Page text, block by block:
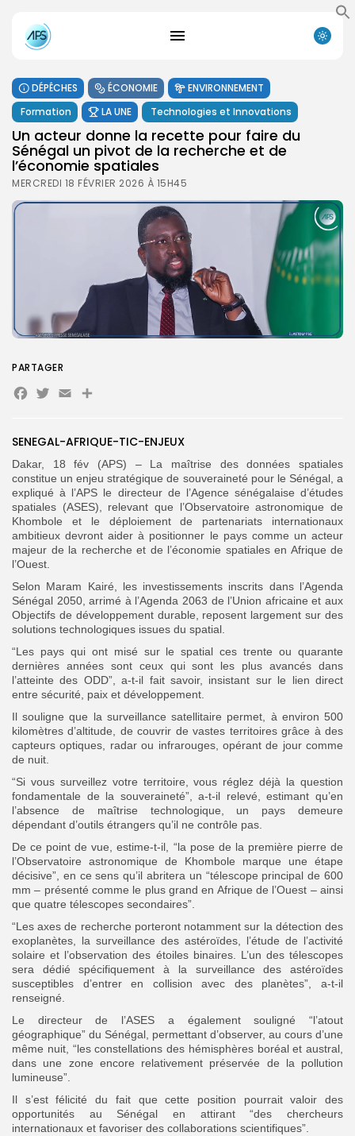
Search
for:
Button
FR
DÉPÊCHES ÉCONOMIE
ENVIRONNEMENT
Formation
LA UNE Technologies et Innovations
Un acteur donne la recette pour faire du
Sénégal un pivot de la recherche et de
l’économie spatiales
MERCREDI 18 FÉVRIER 2026 À 15H45
SENEGAL-AFRIQUE-TIC-ENJEUX
Dakar, 18 fév (APS) – La maîtrise des données spatiales
constitue un enjeu stratégique de souveraineté pour le Sénégal, a
expliqué à l’APS le directeur de l’Agence sénégalaise d’études
spatiales (ASES), relevant que l’Observatoire astronomique de
Khombole et le déploiement de partenariats internationaux
ambitieux devront aider à positionner le pays comme un acteur
majeur de la recherche et de l’économie spatiales en Afrique de
l’Ouest.
Selon Maram Kairé, les investissements inscrits dans l’Agenda
Sénégal 2050, arrimé à l’Agenda 2063 de l’Union africaine et aux
Objectifs de développement durable, reposent largement sur des
solutions technologiques issues du spatial.
“Les pays qui ont misé sur le spatial ces trente ou quarante
dernières années sont ceux qui sont les plus avancés dans
l’atteinte des ODD”, a-t-il fait savoir, insistant sur le lien direct
entre sécurité, paix et développement.
Il souligne que la surveillance satellitaire permet, à environ 500
kilomètres d’altitude, de couvrir de vastes territoires grâce à des
capteurs optiques, radar ou infrarouges, opérant de jour comme
de nuit.
“Si vous surveillez votre territoire, vous réglez déjà la question
fondamentale de la souveraineté”, a-t-il relevé, estimant qu’en
l’absence de maîtrise technologique, un pays demeure
dépendant d’outils étrangers qu’il ne contrôle pas.
De ce point de vue, estime-t-il, “la pose de la première pierre de
l’Observatoire astronomique de Khombole marque une étape
décisive”, en ce sens qu’il abritera un “télescope principal de 600
mm – présenté comme le plus grand en Afrique de l’Ouest – ainsi
que quatre télescopes secondaires”.
“Les axes de recherche porteront notamment sur la détection des
exoplanètes, la surveillance des astéroïdes, l’étude de l’activité
solaire et l’observation des étoiles binaires. L’un des télescopes
sera dédié spécifiquement à la surveillance des astéroïdes
susceptibles d’entrer en collision avec des planètes”, a-t-il
renseigné.
Le directeur de l’ASES a également souligné “l’atout
géographique” du Sénégal, permettant d’observer, au cours d’une
même nuit, “les constellations des hémisphères boréal et austral,
dans une zone encore relativement préservée de la pollution
lumineuse”.
Il s’est félicité du fait que cette position pourrait valoir des
opportunités au Sénégal en attirant “des chercheurs
internationaux et favoriser des collaborations scientifiques”.
PARTAGER
Facebook
Twitter
EmailPartager